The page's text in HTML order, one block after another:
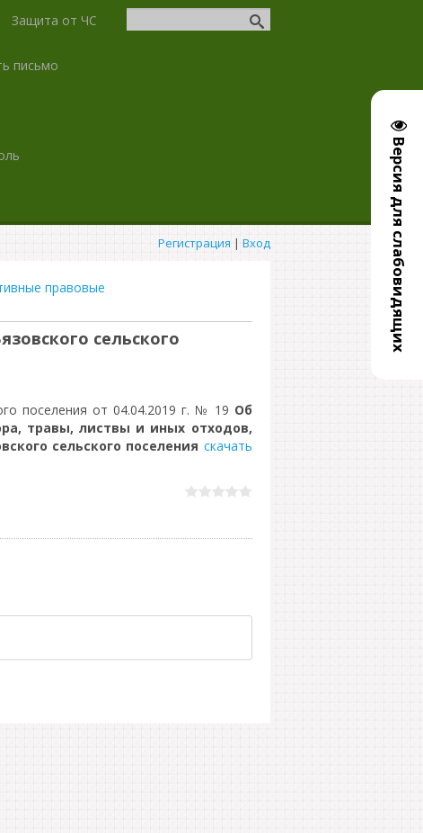
Версия для слабовидящих
Защита от ЧС
письмо
Регистрация | Вход
правовые
сельского
поселения от 04.04.2019 г. № 19 Об
травы, листвы и иных отходов,
сельского поселения скачать